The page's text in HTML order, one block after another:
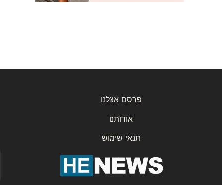
פרסם אצלנו
אודותנו
תנאי שימוש